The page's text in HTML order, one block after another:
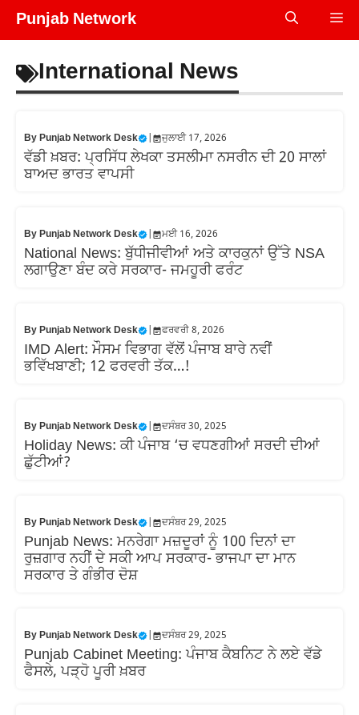
Skip
Punjab Network
International News
ByPunjab Network Desk ਜੁਲਾਈ 17, 2026
ਵੱਡੀ ਖ਼ਬਰ: ਪ੍ਰਸਿੱਧ ਲੇਖਕਾ ਤਸਲੀਮਾ ਨਸਰੀਨ ਦੀ 20 ਸਾਲਾਂ
ਬਾਅਦ ਭਾਰਤ ਵਾਪਸੀ
ByPunjab Network Desk ਮਈ 16, 2026
National News: ਬੁੱਧੀਜੀਵੀਆਂ ਅਤੇ ਕਾਰਕੁਨਾਂ ਉੱਤੇ NSA
ਲਗਾਉਣਾ ਬੰਦ ਕਰੇ ਸਰਕਾਰ- ਜਮਹੂਰੀ ਫਰੰਟ
ByPunjab Network Desk ਫਰਵਰੀ 8, 2026
IMD Alert: ਮੌਸਮ ਵਿਭਾਗ ਵੱਲੋਂ ਪੰਜਾਬ ਬਾਰੇ ਨਵੀਂ
ਭਵਿੱਖਬਾਣੀ; 12 ਫਰਵਰੀ ਤੱਕ…!
ByPunjab Network Desk ਦਸੰਬਰ 30, 2025
Holiday News: ਕੀ ਪੰਜਾਬ ‘ਚ ਵਧਣਗੀਆਂ ਸਰਦੀ ਦੀਆਂ
ਛੁੱਟੀਆਂ?
ByPunjab Network Desk ਦਸੰਬਰ 29, 2025
Punjab News: ਮਨਰੇਗਾ ਮਜ਼ਦੂਰਾਂ ਨੂੰ 100 ਦਿਨਾਂ ਦਾ
ਰੁਜ਼ਗਾਰ ਨਹੀਂ ਦੇ ਸਕੀ ਆਪ ਸਰਕਾਰ- ਭਾਜਪਾ ਦਾ ਮਾਨ
ਸਰਕਾਰ ਤੇ ਗੰਭੀਰ ਦੋਸ਼
ByPunjab Network Desk ਦਸੰਬਰ 29, 2025
Punjab Cabinet Meeting: ਪੰਜਾਬ ਕੈਬਨਿਟ ਨੇ ਲਏ ਵੱਡੇ
ਫੈਸਲੇ, ਪੜ੍ਹੋ ਪੂਰੀ ਖ਼ਬਰ